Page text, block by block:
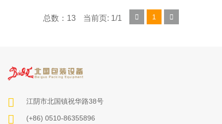
总数：13 当前页: 1/1 1
江阴市北国镇祝华路38号
(+86) 0510-86355896